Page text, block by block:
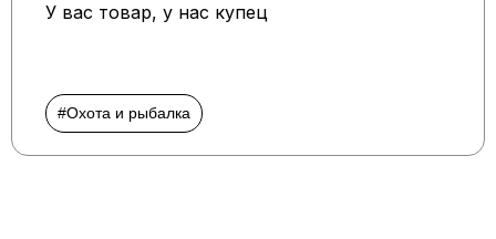
У вас товар, у нас купец
#Охота и рыбалка